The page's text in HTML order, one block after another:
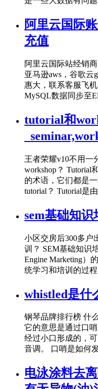
阿里云国际
充值
阿里云国际站经销
亚马逊aws，谷歌云
惠大，联系客服飞机
MySQL数据同步至
tutorial和
王者荣耀v10不用一
workshop？ Tutorial
的术语，它们都是
tutorial？ Tutorial是
sem基础知识
小区交房后300多户
训？ SEM基础知识
Engine Marketing）
统学习和培训的过
whistled是什
钢琴品牌排行榜 什
它的意思是通过口
经过小口形成的，
音调。 口哨是如何
电泳涂料去